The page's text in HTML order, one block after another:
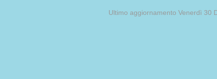
Ultimo aggiornamento Venerdì 30